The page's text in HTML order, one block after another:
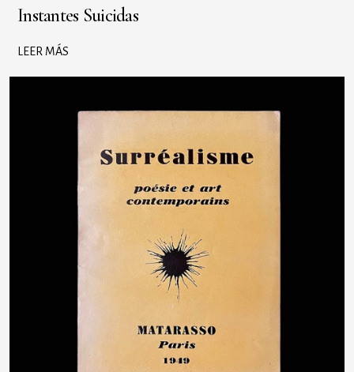
Instantes Suicidas
LEER MÁS